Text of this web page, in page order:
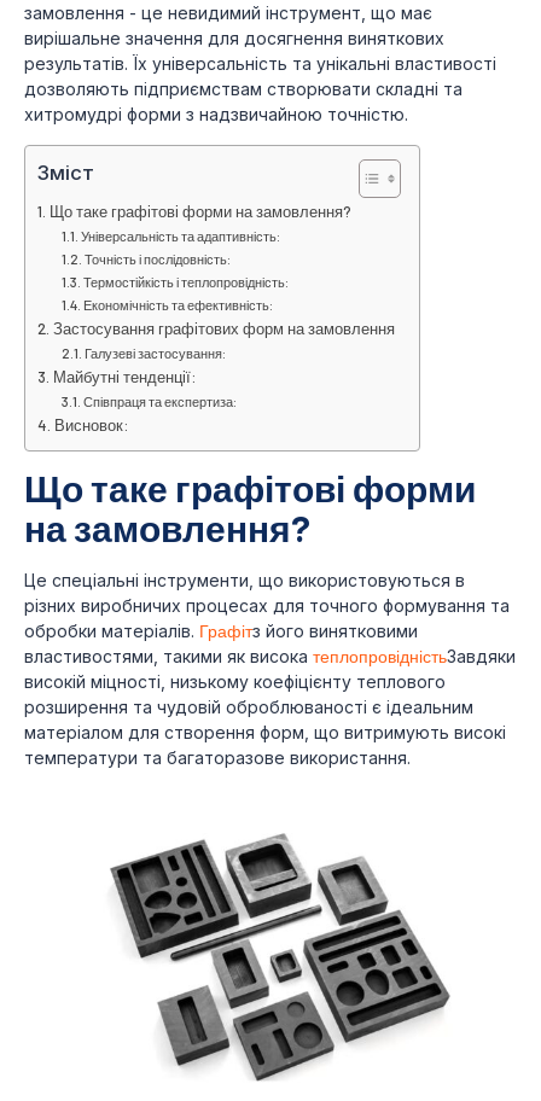
замовлення - це невидимий інструмент, що має
вирішальне значення для досягнення виняткових
результатів. Їх універсальність та унікальні властивості
дозволяють підприємствам створювати складні та
хитромудрі форми з надзвичайною точністю.
Зміст
Що таке графітові форми на замовлення?
Універсальність та адаптивність:
Точність і послідовність:
Термостійкість і теплопровідність:
Економічність та ефективність:
Застосування графітових форм на замовлення
Галузеві застосування:
Майбутні тенденції:
Співпраця та експертиза:
Висновок:
Що таке графітові форми
на замовлення?
Це спеціальні інструменти, що використовуються в
різних виробничих процесах для точного формування та
обробки матеріалів. Графітз його винятковими
властивостями, такими як висока теплопровідністьЗавдяки
високій міцності, низькому коефіцієнту теплового
розширення та чудовій оброблюваності є ідеальним
матеріалом для створення форм, що витримують високі
температури та багаторазове використання.